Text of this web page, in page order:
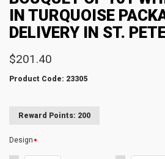
IN TURQUOISE
DELIVERY IN ST.
$201.40
Product Code: 23305
Reward Points: 200
Design